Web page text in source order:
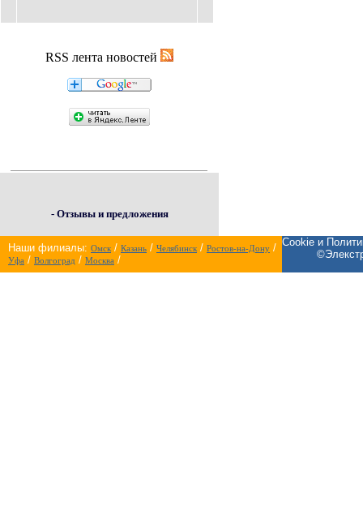
RSS лента новостей
- Отзывы и предложения
Наши филиалы: Омск/ Казань / Челябинск/ Ростов-на-Дону /
Уфа / Волгоград / Москва /
Cookie и